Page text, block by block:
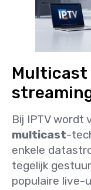
Multicast
Bij IPTV wordt
multicast-
enkele
tegelijk
populaire live-